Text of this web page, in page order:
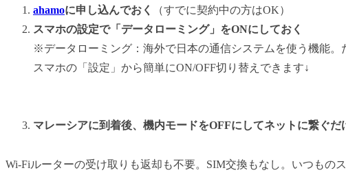
ahamoに申し込んでおく
（すでに契約中の方はOK）
スマホの設定で「データローミング」をONにしておく
※データローミング：海外で日本の通信システムを使う機能。
スマホの「設定」から簡単にON/OFF切り替えできます↓
マレーシアに到着後、機内モードをOFFにしてネットに繋ぐだ
Wi-Fiルーターの受け取りも返却も不要。SIM交換もなし。いつもの